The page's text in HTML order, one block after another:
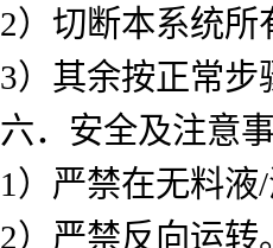
2）切断本系统
3）其余按正常步
六．安全及注意
1）严禁在无料
2）严禁反向运转。